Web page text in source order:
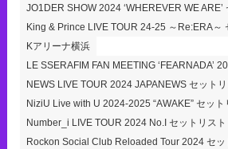
JO1DER SHOW 2024 ‘WHEREVER WE ARE’
King & Prince LIVE TOUR 24-25 ～Re:ERA～
Kアリーナ横浜
LE SSERAFIM FAN MEETING ‘FEARNADA’
NEWS LIVE TOUR 2024 JAPANEWS セットリ
NiziU Live with U 2024-2025 “AWAKE” セット
Number_i LIVE TOUR 2024 No.I セットリスト
Rockon Social Club Reloaded Tour 2024 セッ